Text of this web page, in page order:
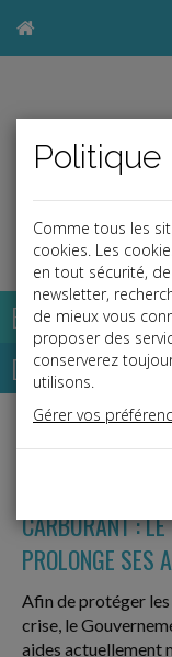
Base
Dépêches
CARBURANT :
PROLONGE SES
Afin de protéger
crise, le
aides actuellement
Comme tous les
cookies. Les
en tout sécurité,
newsletter,
de mieux vous
proposer des
conserverez
utilisons.
Gérer vos